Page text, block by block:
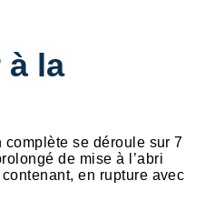
à la
se déroule sur 7
de mise à l’abri
en rupture avec